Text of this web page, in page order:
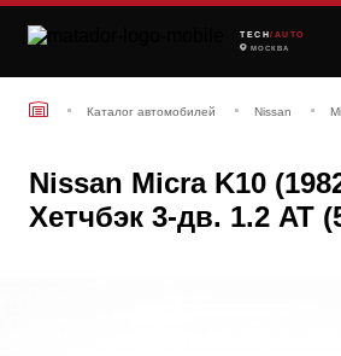
TECH /AUTO
МОСКВА
Каталог автомобилей Nissan
Nissan Micra K10
Хетчбэк 3-дв. 1.2 AT